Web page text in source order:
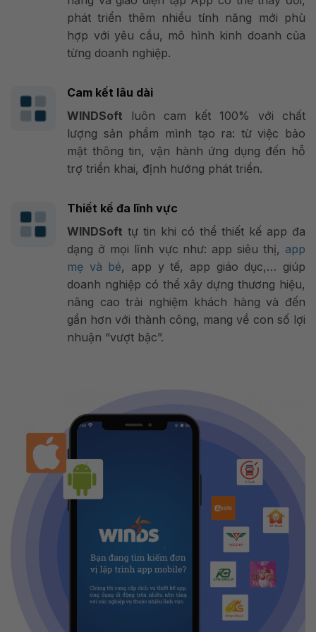
phát triển thêm nhiều tính năng mới phù
hợp với yêu cầu, mô hình kinh doanh của
từng doanh nghiệp.
Cam kết lâu dài
WINDSoft luôn cam kết 100% với chất
lượng sản phẩm mình tạo ra: từ việc bảo
mật thông tin, vận hành ứng dụng đến hỗ
trợ triển khai, định hướng phát triển.
Thiết kế đa lĩnh vực
WINDSoft tự tin khi có thể thiết kế app đa
dạng ở mọi lĩnh vực như: app siêu thị, app
mẹ và bé, app y tế, app giáo dục,… giúp
doanh nghiệp có thể xây dựng thương hiệu,
nâng cao trải nghiệm khách hàng và đến
gần hơn với thành công, mang về con số lợi
nhuận “vượt bậc”.